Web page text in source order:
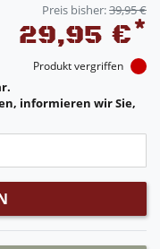
Preis bisher:39,95 €
29,95 €*
Produkt vergriffen
informieren wir Sie,